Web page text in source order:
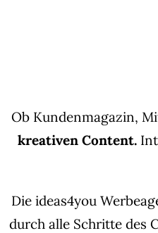
Ob Kundenmagazin,
kreativen Content.
Die ideas4you
durch alle Schritte des